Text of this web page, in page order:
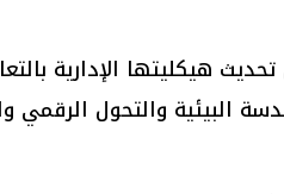
هيكليتها الإدارية
البيئية والتحول